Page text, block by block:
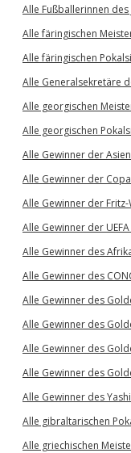
Alle Fußballerinnen
Alle färingischen
Alle färingischen
Alle Generalsekretäre
Alle georgischen
Alle georgischen
Alle Gewinner der
Alle Gewinner der
Alle Gewinner der
Alle Gewinner der
Alle Gewinner des
Alle Gewinner des
Alle Gewinner des
Alle Gewinner des
Alle Gewinner des
Alle Gewinner des
Alle Gewinner des
Alle gibraltarischen
Alle griechischen